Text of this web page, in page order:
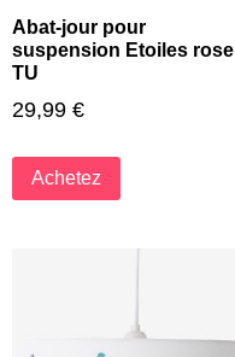
Abat-jour pour
suspension Etoiles rose
TU
29,99 €
Achetez